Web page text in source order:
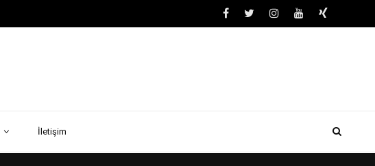
İletişim